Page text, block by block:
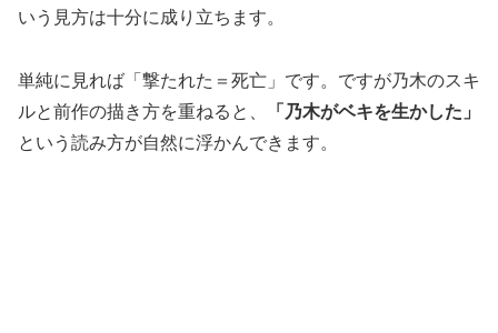
いう見方は十分に成り立ちます。
単純に見れば「撃たれた＝死亡」です。ですが乃木のスキ
ルと前作の描き方を重ねると、
「乃木がベキを生かした」
という読み方が自然に浮かんできます。